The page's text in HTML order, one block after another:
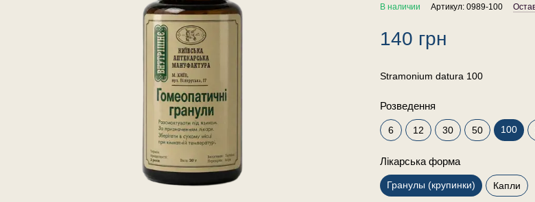
В наличии Артикул: 0989-100
140 грн
Stramonium datura 100
Розведення
6 12 30 50 100
Лікарська форма
Гранулы (крупинки) Капли